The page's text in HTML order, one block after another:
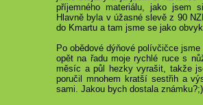
příjemného materiálu, jako jsem
Hlavně byla v úžasné slevě z 90
do Kmartu a tam jsme se jako
Po obědové dýňové polívčičce
opět na řadu moje rychlé ruce s
měsíc a půl hezky vyrašit, takže
poručil mnohem kratší sestřih a
sami. Jakou bych dostala známku?;)